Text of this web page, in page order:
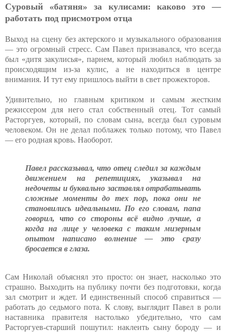
Суровый «батяня» за кулисами: каково это —
работать под присмотром отца
Выход на сцену без актерского и музыкального образования
— это огромный стресс. Сам Павел признавался, что всегда
был «дитя закулисья», парнем, который любил наблюдать за
происходящим из-за кулис, а не находиться в центре
внимания. И тут ему пришлось выйти в свет прожекторов.
Удивительно, но главным критиком и самым жестким
режиссером для него стал собственный отец. Тот самый
Расторгуев, который, по словам сына, всегда был суровым
человеком. Он не делал поблажек только потому, что Павел
— его родная кровь. Наоборот.
Павел рассказывал, что отец следил за каждым
движением на репетициях, указывал на
недочеты и буквально заставлял отрабатывать
сложные моменты до тех пор, пока они не
становились идеальными. По его словам, папа
говорил, что со стороны всё видно лучше, а
когда на лице у человека с таким мизерным
опытом написано волнение — это сразу
бросается в глаза.
Сам Николай объяснял это просто: он знает, насколько это
страшно. Выходить на публику почти без подготовки, когда
зал смотрит и ждет. И единственный способ справиться —
работать до седьмого пота. К слову, выглядит Павел в роли
наставника правителя настолько убедительно, что сам
Расторгуев-старший пошутил: наклеить сыну бороду — и